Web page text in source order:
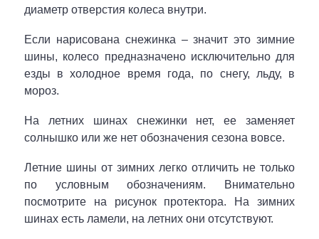
диаметр отверстия колеса внутри.
Если нарисована снежинка – значит это зимние
шины, колесо предназначено исключительно для
езды в холодное время года, по снегу, льду, в
мороз.
На летних шинах снежинки нет, ее заменяет
солнышко или же нет обозначения сезона вовсе.
Летние шины от зимних легко отличить не только
по условным обозначениям. Внимательно
посмотрите на рисунок протектора. На зимних
шинах есть ламели, на летних они отсутствуют.